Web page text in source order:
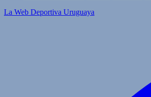
La Web Deportiva Uruguaya